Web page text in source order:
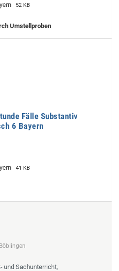
52 KB
Umstellproben
Fälle Substantiv
6 Bayern
41 KB
und Sachunterricht,